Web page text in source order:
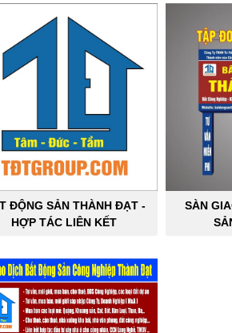
ĐỘNG SẢN THÀNH ĐẠT -
HỢP TÁC LIÊN KẾT
SÀN